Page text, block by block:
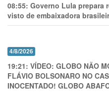
08:55: Governo Lula prepara
visto de embaixadora
4/8/2026
19:21: VÍDEO: GLOBO NÃO
FLÁVIO BOLSONARO NO
INOCENTADO! GLOBO